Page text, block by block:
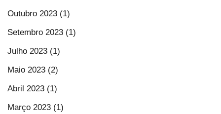
Outubro 2023 (1)
Setembro 2023 (1)
Julho 2023 (1)
Maio 2023 (2)
Abril 2023 (1)
Março 2023 (1)